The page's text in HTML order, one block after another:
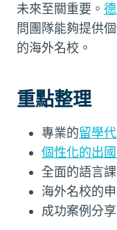
未來至關重要。
問團隊能夠提供
的海外名校。
重點整理
專業的留學
個性化的出
全面的語言
海外名校的
成功案例分